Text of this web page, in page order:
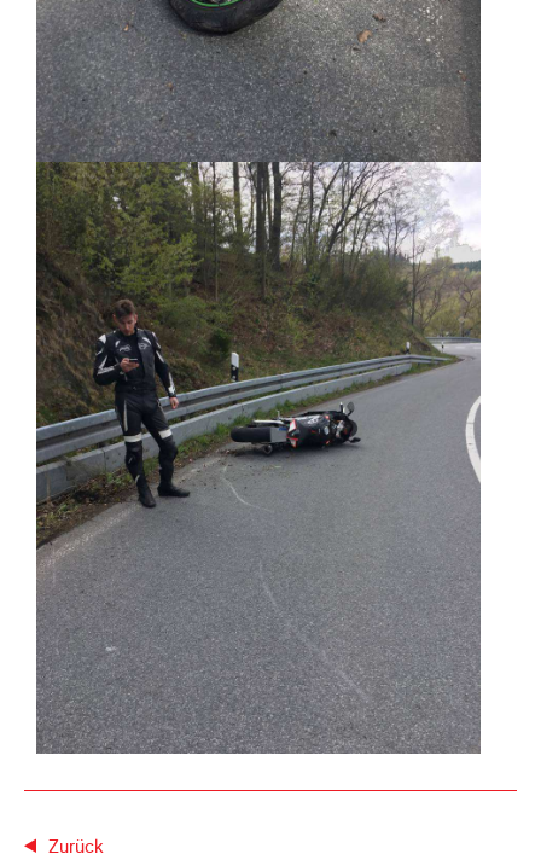
Erfolge
Unterfahrschutz
-
Technik
Unterfahrschutz
-
Kompatibilität
Unterfahrschutz
-
mit
in
Absenkung
Streckensicherung
Meldeformular
Flex.
Kurvenleittafel
Galerien
Galerie
2026
Galerie
2025
Galerie
2023
Zurück